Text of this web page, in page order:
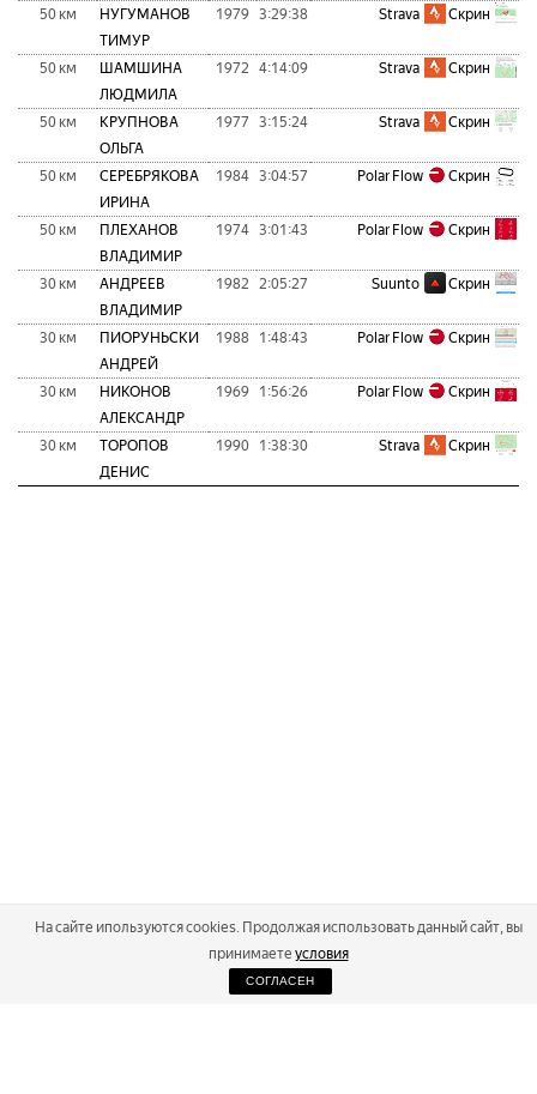
50 км
НУГУМАНОВ
ТИМУР
1979 3:29:38 Strava Скрин
50 км
ШАМШИНА
ЛЮДМИЛА
1972 4:14:09 Strava Скрин
50 км
КРУПНОВА
ОЛЬГА
1977 3:15:24 Strava Скрин
50 км
СЕРЕБРЯКОВА
ИРИНА
1984 3:04:57 Polar Flow Скрин
50 км
ПЛЕХАНОВ
ВЛАДИМИР
1974 3:01:43 Polar Flow Скрин
30 км
АНДРЕЕВ
ВЛАДИМИР
1982 2:05:27 Suunto Скрин
30 км
ПИОРУНЬСКИ
АНДРЕЙ
1988 1:48:43 Polar Flow Скрин
30 км
НИКОНОВ
АЛЕКСАНДР
1969 1:56:26 Polar Flow Скрин
30 км
ТОРОПОВ
ДЕНИС
1990 1:38:30 Strava Скрин
2026
На сайте ипользуются cookies. Продолжая использовать данный сайт, вы
принимаете условия
СОГЛАСЕН